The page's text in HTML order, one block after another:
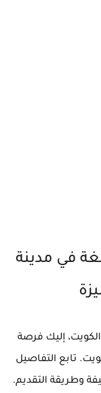
في مدينة
إليك فرصة
تابع التفاصيل
وطريقة التقديم.